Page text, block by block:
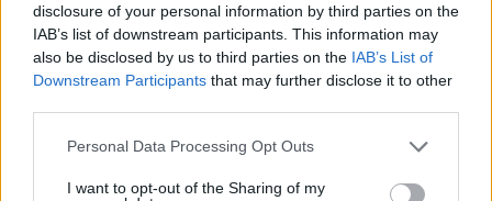
disclosure of your personal information by third parties on the
IAB’s list of downstream participants. This information may
also be disclosed by us to third parties on the IAB’s List of
Downstream Participants that may further disclose it to other
Please note that this website/app uses one or more Google
not limited to your visit or usage behaviour. You may click to
Personal Data Processing Opt Outs
I want to opt-out of the Sharing of my